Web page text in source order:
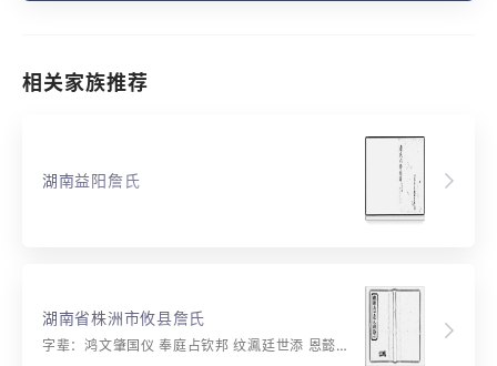
相关家族推荐
湖南益阳詹氏
湖南省株洲市攸县詹氏
字辈：鸿文肇国仪 奉庭占钦邦 纹㵯廷世添 恩懿光显奕 茂盛硕